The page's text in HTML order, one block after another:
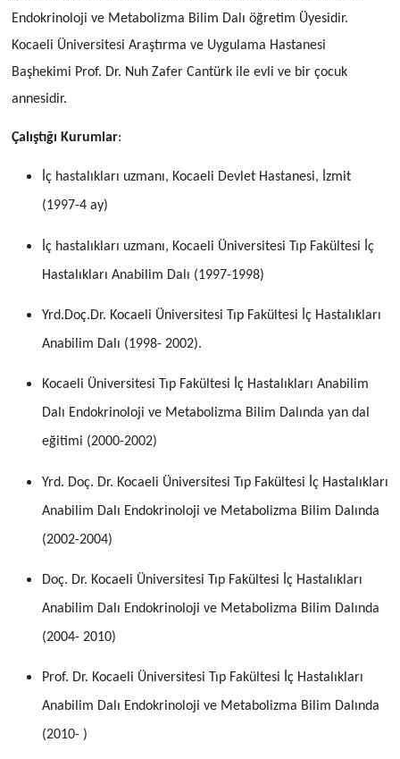
Endokrinoloji ve Metabolizma Bilim Dalı öğretim Üyesidir.
Kocaeli Üniversitesi Araştırma ve Uygulama Hastanesi
Başhekimi Prof. Dr. Nuh Zafer Cantürk ile evli ve bir çocuk
annesidir.
Çalıştığı Kurumlar:
İç hastalıkları uzmanı, Kocaeli Devlet Hastanesi, İzmit
(1997-4 ay)
İç hastalıkları uzmanı, Kocaeli Üniversitesi Tıp Fakültesi İç
Hastalıkları Anabilim Dalı (1997-1998)
Yrd.Doç.Dr. Kocaeli Üniversitesi Tıp Fakültesi İç Hastalıkları
Anabilim Dalı (1998- 2002).
Kocaeli Üniversitesi Tıp Fakültesi İç Hastalıkları Anabilim
Dalı Endokrinoloji ve Metabolizma Bilim Dalında yan dal
eğitimi (2000-2002)
Yrd. Doç. Dr. Kocaeli Üniversitesi Tıp Fakültesi İç Hastalıkları
Anabilim Dalı Endokrinoloji ve Metabolizma Bilim Dalında
(2002-2004)
Doç. Dr. Kocaeli Üniversitesi Tıp Fakültesi İç Hastalıkları
Anabilim Dalı Endokrinoloji ve Metabolizma Bilim Dalında
(2004- 2010)
Prof. Dr. Kocaeli Üniversitesi Tıp Fakültesi İç Hastalıkları
Anabilim Dalı Endokrinoloji ve Metabolizma Bilim Dalında
(2010- )